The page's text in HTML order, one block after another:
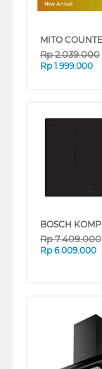
New Arrival
Rp2.039.000
Rp 1.999.000
Rp7.409.000
Rp 6.009.000